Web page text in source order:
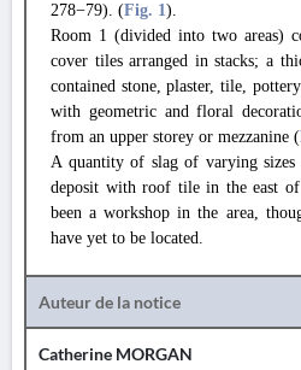
278−79). (Fig. 1).
Room 1 (divided into two areas)
cover tiles arranged in stacks; a
contained stone, plaster, tile,
with geometric and floral
from an upper storey or mezzanine (
A quantity of slag of varying
deposit with roof tile in the east
been a workshop in the area,
have yet to be located.
Auteur de la notice
Catherine MORGAN